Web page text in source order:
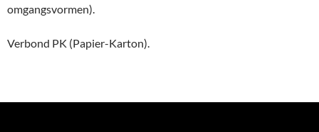
omgangsvormen).
Verbond PK (Papier-Karton).